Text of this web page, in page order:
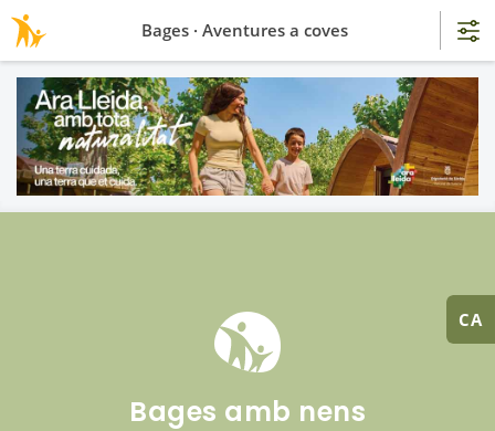
CA
Bages amb nens
Bages · Aventures a coves